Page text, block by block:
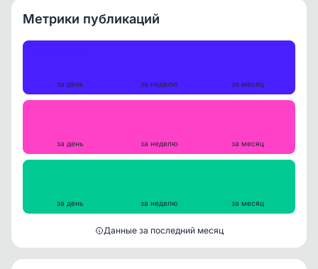
Метрики публикаций
за день за неделю за месяц
за день за неделю за месяц
за день за неделю за месяц
Данные за последний месяц